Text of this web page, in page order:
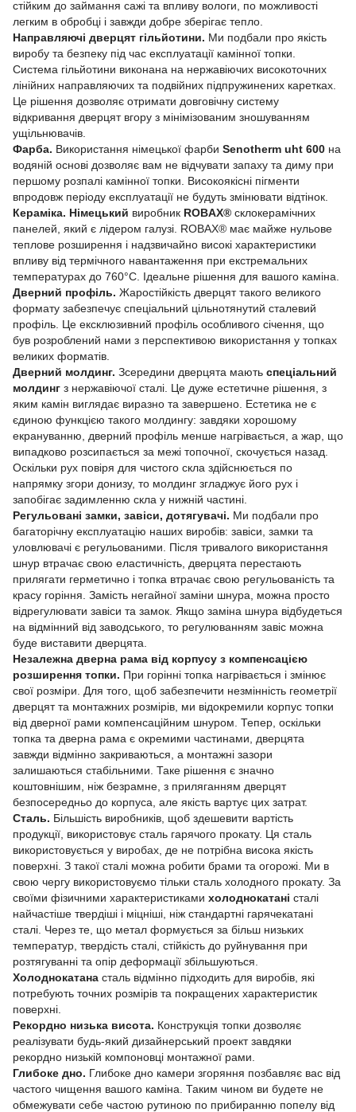
стійким до займання сажі та впливу вологи, по можливості
легким в обробці і завжди добре зберігає тепло.
Направляючі дверцят гільйотини. Ми подбали про якість
виробу та безпеку під час експлуатації камінної топки.
Система гільйотини виконана на нержавіючих високоточних
лінійних направляючих та подвійних підпружинених каретках.
Це рішення дозволяє отримати довговічну систему
відкривання дверцят вгору з мінімізованим зношуванням
ущільнювачів.
Фарба. Використання німецької фарби Senotherm uht 600 на
водяній основі дозволяє вам не відчувати запаху та диму при
першому розпалі камінної топки. Високоякісні пігменти
впродовж періоду експлуатації не будуть змінювати відтінок.
Кераміка. Німецький виробник ROBAX® склокерамічних
панелей, який є лідером галузі. ROBAX® має майже нульове
теплове розширення і надзвичайно високі характеристики
впливу від термічного навантаження при екстремальних
температурах до 760°C. Ідеальне рішення для вашого каміна.
Дверний профіль. Жаростійкість дверцят такого великого
формату забезпечує спеціальний цільнотянутий сталевий
профіль. Це ексклюзивний профіль особливого січення, що
був розроблений нами з перспективою використання у топках
великих форматів.
Дверний молдинг. Зсередини дверцята мають спеціальний
молдинг з нержавіючої сталі. Це дуже естетичне рішення, з
яким камін виглядає виразно та завершено. Естетика не є
єдиною функцією такого молдингу: завдяки хорошому
екрануванню, дверний профіль менше нагрівається, а жар, що
випадково розсипається за межі топочної, скочується назад.
Оскільки рух повіря для чистого скла здійснюється по
напрямку згори донизу, то молдинг згладжує його рух і
запобігає задимленню скла у нижній частині.
Регульовані замки, завіси, дотягувачі. Ми подбали про
багаторічну експлуатацію наших виробів: завіси, замки та
уловлювачі є регульованими. Після тривалого використання
шнур втрачає свою еластичність, дверцята перестають
прилягати герметично і топка втрачає свою регульованість та
красу горіння. Замість негайної заміни шнура, можна просто
відрегулювати завіси та замок. Якщо заміна шнура відбудеться
на відмінний від заводського, то регулюванням завіс можна
буде виставити дверцята.
Незалежна дверна рама від корпусу з компенсацією
розширення топки. При горінні топка нагрівається і змінює
свої розміри. Для того, щоб забезпечити незмінність геометрії
дверцят та монтажних розмірів, ми відокремили корпус топки
від дверної рами компенсаційним шнуром. Тепер, оскільки
топка та дверна рама є окремими частинами, дверцята
завжди відмінно закриваються, а монтажні зазори
залишаються стабільними. Таке рішення є значно
коштовнішим, ніж безрамне, з приляганням дверцят
безпосередньо до корпуса, але якість вартує цих затрат.
Сталь. Більшість виробників, щоб здешевити вартість
продукції, використовує сталь гарячого прокату. Ця сталь
використовується у виробах, де не потрібна висока якість
поверхні. З такої сталі можна робити брами та огорожі. Ми в
свою чергу використовуємо тільки сталь холодного прокату. За
своїми фізичними характеристиками холоднокатані сталі
найчастіше твердіші і міцніші, ніж стандартні гарячекатані
сталі. Через те, що метал формується за більш низьких
температур, твердість сталі, стійкість до руйнування при
розтягуванні та опір деформації збільшуються.
Холоднокатана сталь відмінно підходить для виробів, які
потребують точних розмірів та покращених характеристик
поверхні.
Рекордно низька висота. Конструкція топки дозволяє
реалізувати будь-який дизайнерський проект завдяки
рекордно низькій компоновці монтажної рами.
Глибоке дно. Глибоке дно камери згоряння позбавляє вас від
частого чищення вашого каміна. Таким чином ви будете не
обмежувати себе частою рутиною по прибиранню попелу від